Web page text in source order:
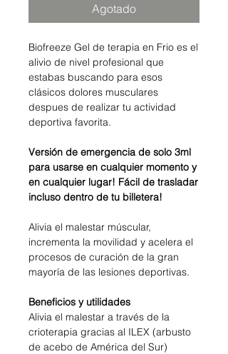
Agotado
Biofreeze Gel de terapia en Frio es el
alivio de nivel profesional que
estabas buscando para esos
clásicos dolores musculares
despues de realizar tu actividad
deportiva favorita.
Versión de emergencia de solo 3ml
para usarse en cualquier momento y
en cualquier lugar! Fácil de trasladar
incluso dentro de tu billetera!
Alivia el malestar múscular,
incrementa la movilidad y acelera el
procesos de curación de la gran
mayoría de las lesiones deportivas.
Beneficios y utilidades
Alivia el malestar a través de la
crioterapia gracias al ILEX (arbusto
de acebo de América del Sur)